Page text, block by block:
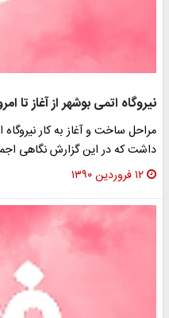
نیروگاه اتمی بوشهر از آغاز تا
مراحل ساخت و آغاز به کار
داشت که در این گزارش نگاهی
۱۲ فروردین ۱۳۹۰